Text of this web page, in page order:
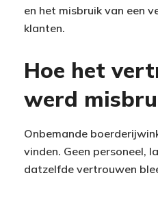
en het misbruik van een
klanten.
Hoe het
werd
Onbemande
vinden. Geen personeel,
datzelfde vertrouwen